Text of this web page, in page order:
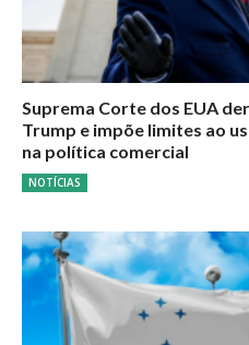
Suprema Corte dos EUA
Trump e impõe limites ao
na política comercial
NOTÍCIAS